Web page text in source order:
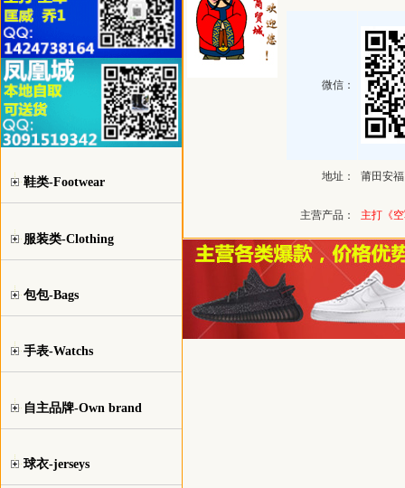
鞋类-Footwear
服装类-Clothing
包包-Bags
手表-Watchs
自主品牌-Own brand
球衣-jerseys
微信：
地址： 莆田安福
主营产品： 主打《